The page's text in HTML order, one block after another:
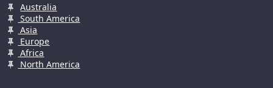
Australia
South America
Asia
Europe
Africa
North America